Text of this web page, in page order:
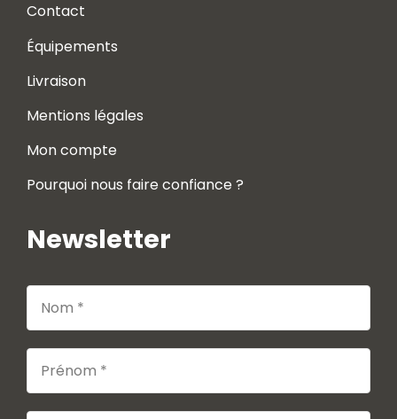
Contact
Équipements
Livraison
Mentions légales
Mon compte
Pourquoi nous faire confiance ?
Newsletter